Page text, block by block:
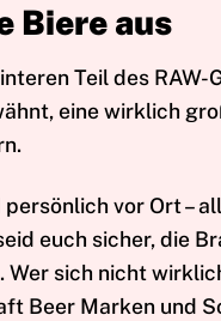
Biere aus
Teil des
eine wirklich
vor Ort –
euch sicher, die
Wer sich nicht
Beer Marken und